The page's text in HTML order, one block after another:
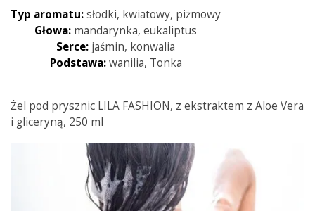
Typ aromatu:słodki, kwiatowy, piżmowy
Głowa: mandarynka, eukaliptus
Serce: jaśmin, konwalia
Podstawa: wanilia, Tonka
Żel pod prysznic LILA FASHION, z ekstraktem z Aloe Vera
i gliceryną, 250 ml